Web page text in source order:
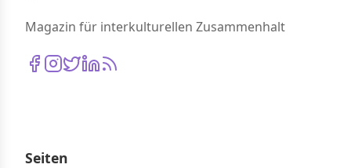
Magazin für interkulturellen Zusammenhalt
Seiten